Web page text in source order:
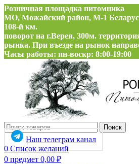
Розничная площадка питомника
МО, Можайский район, М-1
108-й км.
поворот на г.Верея, 300м.
рынка. При въезде на рынок
Часы работы: пн-воскр: 8:00-19:00
Поиск
Наш телеграм канал
0 Список желаний
0 предмет 0,00 ₽